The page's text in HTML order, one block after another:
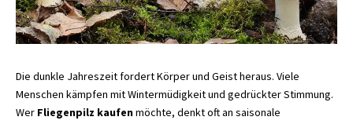
Die dunkle Jahreszeit fordert Körper und Geist heraus. Viele
Menschen kämpfen mit Wintermüdigkeit und gedrückter Stimmung.
Wer Fliegenpilz kaufenmöchte, denkt oft an saisonale